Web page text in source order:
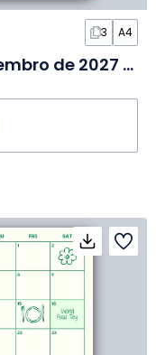
3 A4
Calendário Pessoal de Novembro de 2027 em Slides